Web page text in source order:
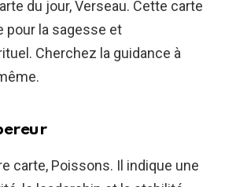
du jour, Verseau. Cette carte
pour la sagesse et
Cherchez la guidance à
carte, Poissons. Il indique une